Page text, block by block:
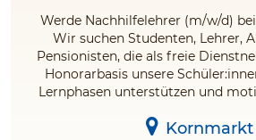
Werde Nachhilfelehrer (m/w/d)
Wir suchen Studenten, Lehrer,
Pensionisten, die als freie
Honorarbasis unsere
Lernphasen unterstützen und
Kornmarkt